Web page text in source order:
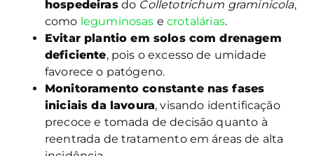
hospedeirasdo Colletotrichum graminicola,
como leguminosas ecrotalárias.
Evitar plantio em solos com drenagem
deficiente, pois o excesso de umidade
favorece o patógeno.
Monitoramento constante nas fases
iniciais da lavoura, visando identificação
precoce e tomada de decisão quanto à
reentrada de tratamento em áreas de alta